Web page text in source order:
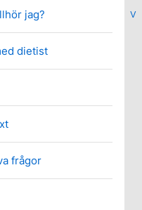
V
jag?
dietist
frågor